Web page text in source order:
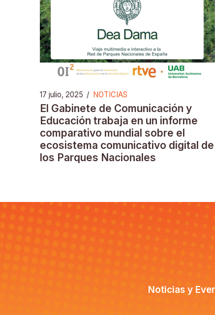
17 julio, 2025 / NOTICIAS
El Gabinete de Comunicación y
Educación trabaja en un informe
comparativo mundial sobre el
ecosistema comunicativo digital de
los Parques Nacionales
Noticias y